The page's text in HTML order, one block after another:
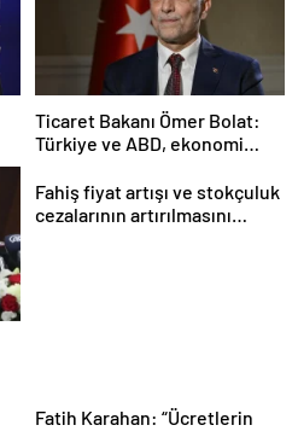
Ticaret Bakanı Ömer Bolat:
Türkiye ve ABD, ekonomi
konusunda kararlı
Fahiş fiyat artışı ve stokçuluk
cezalarının artırılmasını
Fatih Karahan: “Ücretlerin